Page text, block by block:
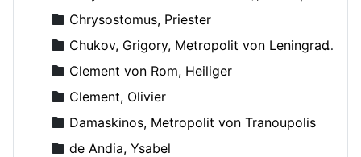
Chrysostomus, Priester
Chukov, Grigory, Metropolit von Leningrad und Novgorod
Clement von Rom, Heiliger
Clement, Olivier
Damaskinos, Metropolit von Tranoupolis
de Andia, Ysabel